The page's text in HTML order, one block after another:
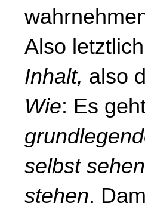
Also
Inhalt, also
Wie: Es
selbst
stehen.